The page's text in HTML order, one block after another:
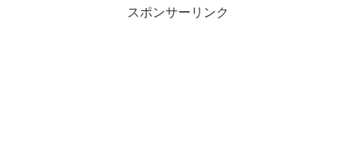
スポンサーリンク